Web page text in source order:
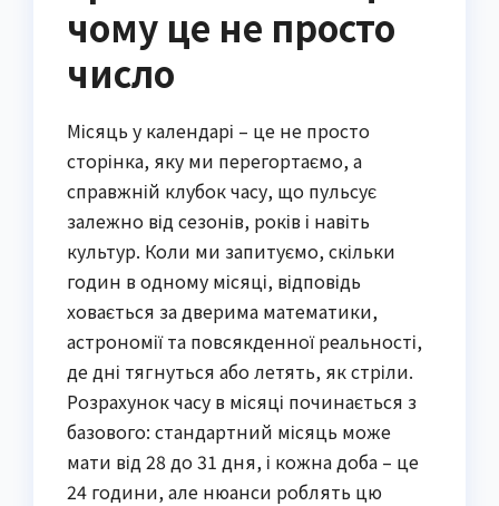
чому це не просто
число
Місяць у календарі – це не просто
сторінка, яку ми перегортаємо, а
справжній клубок часу, що пульсує
залежно від сезонів, років і навіть
культур. Коли ми запитуємо, скільки
годин в одному місяці, відповідь
ховається за дверима математики,
астрономії та повсякденної реальності,
де дні тягнуться або летять, як стріли.
Розрахунок часу в місяці починається з
базового: стандартний місяць може
мати від 28 до 31 дня, і кожна доба – це
24 години, але нюанси роблять цю